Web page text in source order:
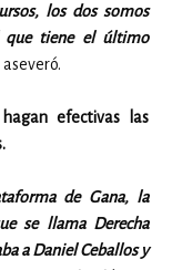
los dos somos
que tiene el último
aseveró.
efectivas las
de Gana, la
se llama Derecha
a Daniel Ceballos y